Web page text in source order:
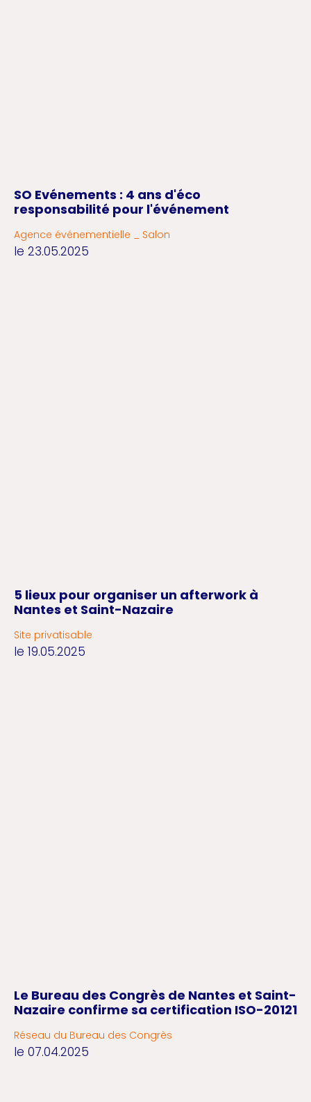
SO Evénements : 4 ans d'éco
responsabilité pour l'événement
Agence événementielle _ Salon
le 23.05.2025
5 lieux pour organiser un afterwork à
Nantes et Saint-Nazaire
Site privatisable
le 19.05.2025
Le Bureau des Congrès de Nantes et Saint-
Nazaire confirme sa certification ISO-20121
Réseau du Bureau des Congrès
le 07.04.2025